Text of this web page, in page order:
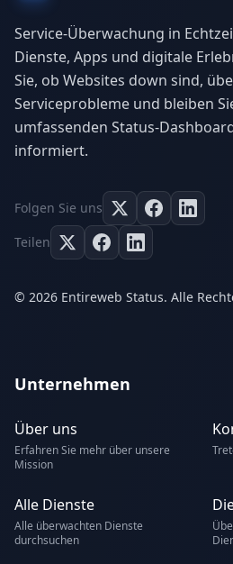
Service-Überwachung in
Dienste, Apps und digitale
Sie, ob Websites down sind,
Serviceprobleme und bleiben
umfassenden Status-
informiert.
Folgen Sie uns
Teilen
© 2026 Entireweb Status. Alle
Unternehmen
Über uns
Erfahren Sie mehr über unsere
Mission
Alle Dienste
Alle überwachten Dienste
durchsuchen